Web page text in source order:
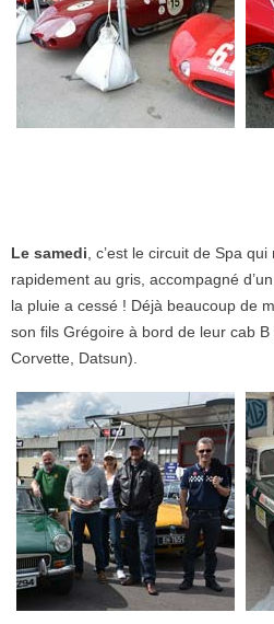
Le samedi , c’est le circuit de Spa
rapidement au gris, accompagné
la pluie a cessé ! Déjà beaucoup de
son fils Grégoire à bord de leur cab
Corvette, Datsun).